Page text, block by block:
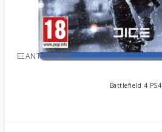
ΕΞΑΝΤΛΉΘΗΚΕ
Battlefield 4 PS4